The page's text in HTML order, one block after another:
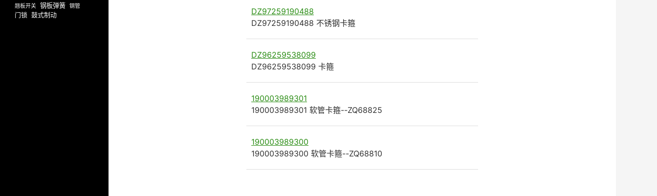
DZ97259190488
DZ97259190488 不锈钢卡箍
DZ96259538099
DZ96259538099 卡箍
190003989301
190003989301 软管卡箍--ZQ68825
190003989300
190003989300 软管卡箍--ZQ68810
翘板开关 钢板弹簧 钢管
门锁 鼓式制动